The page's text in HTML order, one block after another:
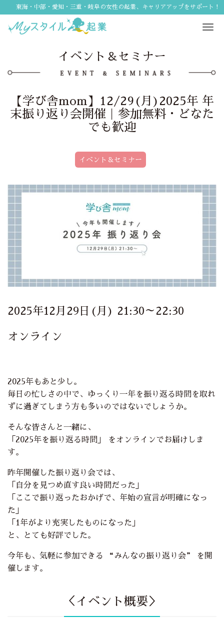
東海・中部・愛知・三重・岐阜の女性の起業、キャリアアップをサポート！
イベント＆セミナー
【学び舎mom】12/29(月)2025年 年
末振り返り会開催｜参加無料・どなた
でも歓迎
イベント＆セミナー
2025年12月29日(月) 21:30～22:30
オンライン
2025年もあと少し。
毎日の忙しさの中で、ゆっくり一年を振り返る時間を取れ
ずに過ぎてしまう方も多いのではないでしょうか。
そんな皆さんと一緒に、
「2025年を振り返る時間」 をオンラインでお届けしま
す。
昨年開催した振り返り会では、
「自分を見つめ直す良い時間だった」
「ここで振り返ったおかげで、年始の宣言が明確になっ
た」
「1年がより充実したものになった」
と、とても好評でした。
今年も、気軽に参加できる “みんなの振り返り会” を開
催します。
＜イベント概要＞